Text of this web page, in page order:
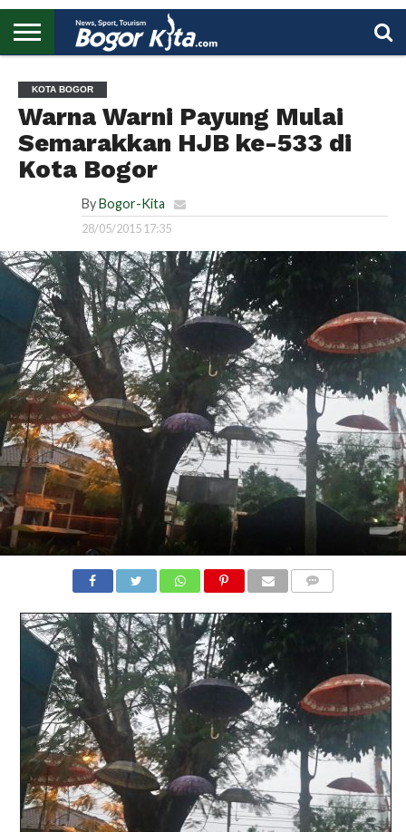
UTAMA
KOTA BOGOR
Warna Warni Payung Mulai
Semarakkan HJB ke-533 di
Kota Bogor
By Bogor-Kita
28/05/2015 17:35